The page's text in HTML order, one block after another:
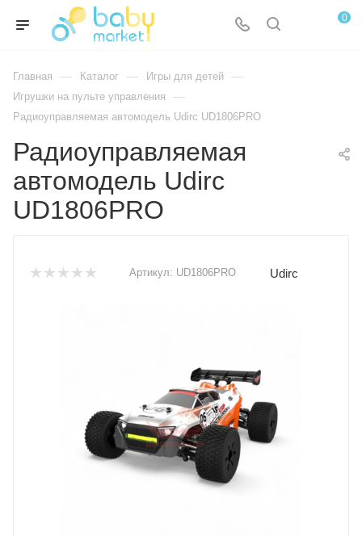
0
Главная — Каталог — Игры для детей —
Игрушки на пульте управления —
Радиоуправляемая автомодель Udirc UD1806PRO
Радиоуправляемая
автомодель Udirc
UD1806PRO
Артикул: UD1806PRO Udirc